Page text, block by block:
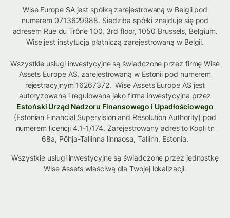
Wise Europe SA jest spółką zarejestrowaną w Belgii pod
numerem 0713629988. Siedziba spółki znajduje się pod
adresem Rue du Trône 100, 3rd floor, 1050 Brussels, Belgium.
Wise jest instytucją płatniczą zarejestrowaną w Belgii.
Wszystkie usługi inwestycyjne są świadczone przez firmę Wise
Assets Europe AS, zarejestrowaną w Estonii pod numerem
rejestracyjnym 16267372. Wise Assets Europe AS jest
autoryzowana i regulowana jako firma inwestycyjna przez
Estoński Urząd Nadzoru Finansowego i Upadłościowego
(Estonian Financial Supervision and Resolution Authority) pod
numerem licencji 4.1-1/174. Zarejestrowany adres to Kopli tn
68a, Põhja-Tallinna linnaosa, Tallinn, Estonia.
Wszystkie usługi inwestycyjne są świadczone przez jednostkę
Wise Assetswłaściwą dla Twojej lokalizacji.